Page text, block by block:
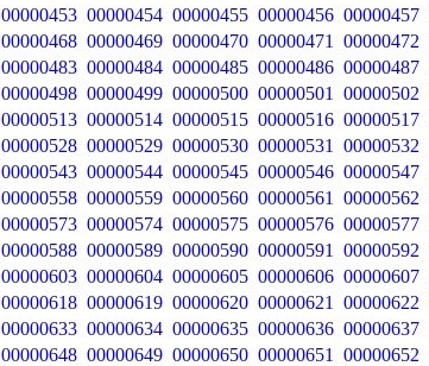
00000453 00000454 00000455 00000456 00000457
00000468 00000469 00000470 00000471 00000472
00000483 00000484 00000485 00000486 00000487
00000498 00000499 00000500 00000501 00000502
00000513 00000514 00000515 00000516 00000517
00000528 00000529 00000530 00000531 00000532
00000543 00000544 00000545 00000546 00000547
00000558 00000559 00000560 00000561 00000562
00000573 00000574 00000575 00000576 00000577
00000588 00000589 00000590 00000591 00000592
00000603 00000604 00000605 00000606 00000607
00000618 00000619 00000620 00000621 00000622
00000633 00000634 00000635 00000636 00000637
00000648 00000649 00000650 00000651 00000652